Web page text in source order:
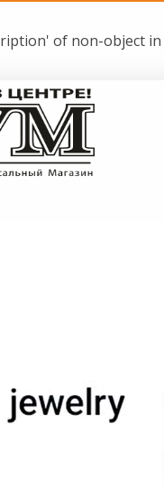
of non-object in